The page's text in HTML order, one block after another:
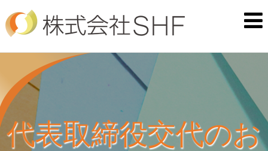
代表取締役交代のお